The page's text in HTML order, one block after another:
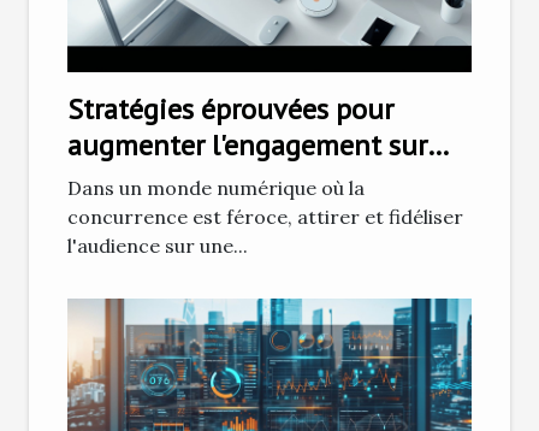
Stratégies éprouvées pour
augmenter l'engagement sur
votre plateforme e-commerce
sans budget publicitaire
Dans un monde numérique où la
concurrence est féroce, attirer et fidéliser
l'audience sur une...